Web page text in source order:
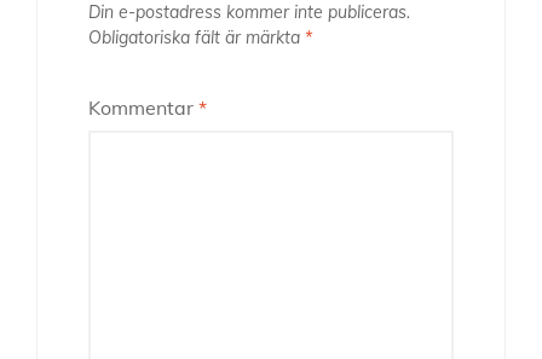
Din e-postadress kommer inte publiceras.
Obligatoriska fält är märkta *
Kommentar *